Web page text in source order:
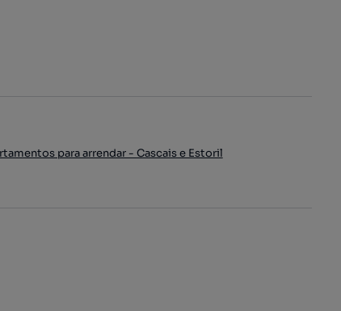
para arrendar - Cascais e Estoril